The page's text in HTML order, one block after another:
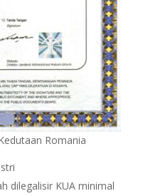
Romania
dilegalisir KUA minimal